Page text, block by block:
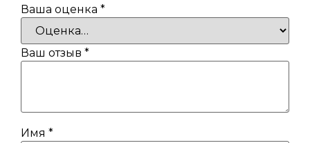
Ваша оценка *
Ваш отзыв *
Имя *